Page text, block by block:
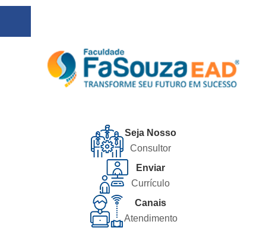
Seja Nosso
Consultor
Enviar
Currículo
Canais
Atendimento